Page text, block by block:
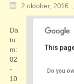
2 oktober, 2016
This
Do you
Da
tu
m:
02
-
10